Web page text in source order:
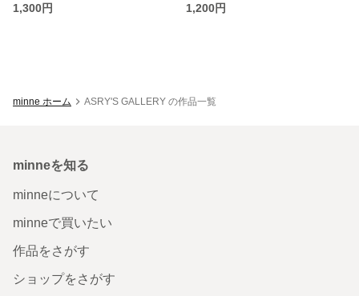
1,300円
1,200円
minne ホーム ASRY'S GALLERY の作品一覧
minneを知る
minneについて
minneで買いたい
作品をさがす
ショップをさがす